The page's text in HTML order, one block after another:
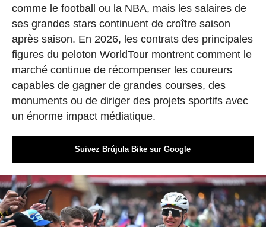
comme le football ou la NBA, mais les salaires de
ses grandes stars continuent de croître saison
après saison. En 2026, les contrats des principales
figures du peloton WorldTour montrent comment le
marché continue de récompenser les coureurs
capables de gagner de grandes courses, des
monuments ou de diriger des projets sportifs avec
un énorme impact médiatique.
Suivez Brújula Bike sur Google